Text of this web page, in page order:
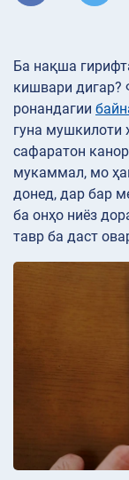
Ба нақша
кишвари дигар?
ронандагии
гуна мушкилоти
сафаратон
мукаммал, мо
донед, дар бар
ба онҳо ниёз
тавр ба даст